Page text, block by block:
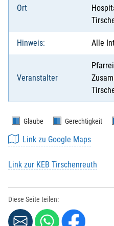
Ort
Hinweis: Alle
Veranstalter
Glaube Gerechtigkeit
Link zu Google Maps
Link zur KEB Tirschenreuth
Diese Seite teilen: